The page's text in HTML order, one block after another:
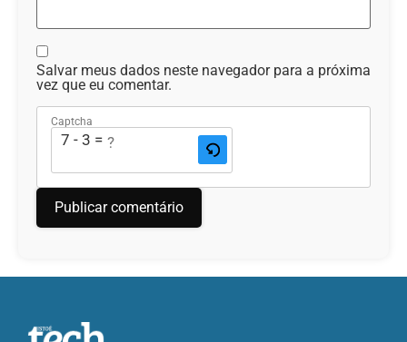
Salvar meus dados neste navegador para a próxima
vez que eu comentar.
Captcha
7 - 3 = ?